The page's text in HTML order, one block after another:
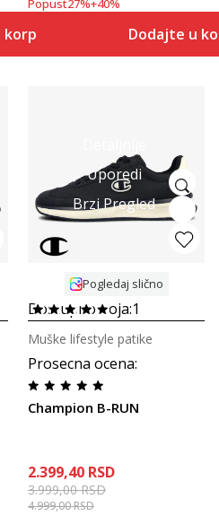
Popust27%+40%
Dodajte u
Uporedi
Brzi Pregled
Pogledaj slično
Dostupno boja:1
Prosecna ocena:
Champion B-RUN
Muške lifestyle patike
2.399,40 RSD
3.999,00RSD
4.999,00RSD